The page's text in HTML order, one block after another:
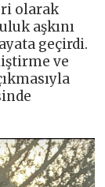
olarak
aşkını
geçirdi.
ve